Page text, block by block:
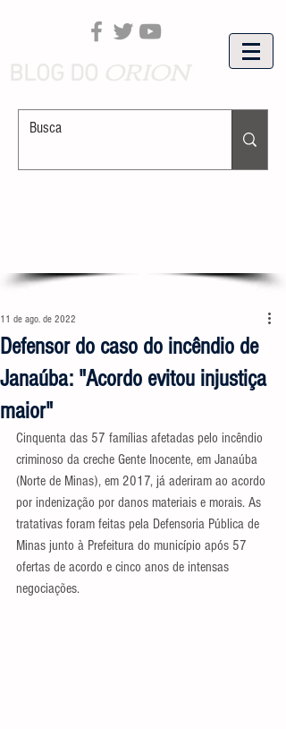
Defensor do caso do incêndio de
Janaúba: "Acordo evitou injustiça
maior"
11 de ago. de 2022
Cinquenta das 57 famílias afetadas pelo incêndio
criminoso da creche Gente Inocente, em Janaúba
(Norte de Minas), em 2017, já aderiram ao acordo
por indenização por danos materiais e morais. As
tratativas foram feitas pela Defensoria Pública de
Minas junto à Prefeitura do município após 57
ofertas de acordo e cinco anos de intensas
negociações.